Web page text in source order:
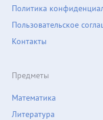
Предметы
Математика
Литература
Политика
Пользовательское
Контакты